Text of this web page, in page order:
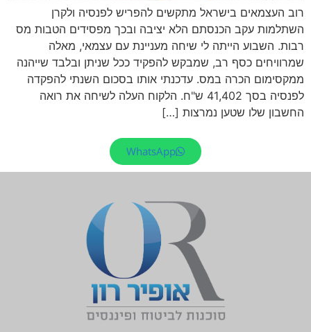
רוב העצמאים בישראל מתקשים להפריש לפנסיה ולקרן
השתלמות עקב הכנסתם הלא יציבה ובכך מפסידים הטבות מס
רבות. השבוע הייתה לי שיחה מעניינת עם עצמאי, מאלה
שמרוויחים כסף רב, שמבקש להפקיד ככל שניתן ובלבד שייהנה
ממקסימום הכרה במס. עדכנתי אותו בסכום השנתי להפקדה
לפנסיה בסך 41,402 ש"ח. הלקוח העלה לשיחה את רואה
החשבון שלו שטען נמרצות […]
WhatsApp